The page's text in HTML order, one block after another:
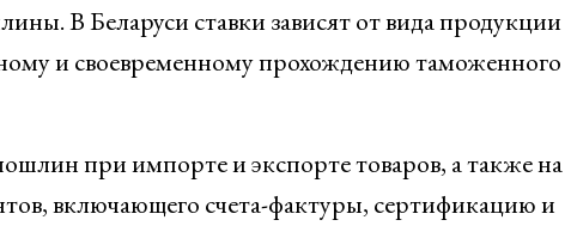
В Беларуси ставки зависят от вида продукции
и своевременному прохождению таможенного
при импорте и экспорте товаров, а также на
включающего счета-фактуры, сертификацию и